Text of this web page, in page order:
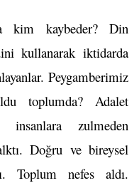
kim kaybeder? Din
kullanarak iktidarda
Peygamberimiz
toplumda? Adalet
insanlara zulmeden
Doğru ve bireysel
Toplum nefes aldı.